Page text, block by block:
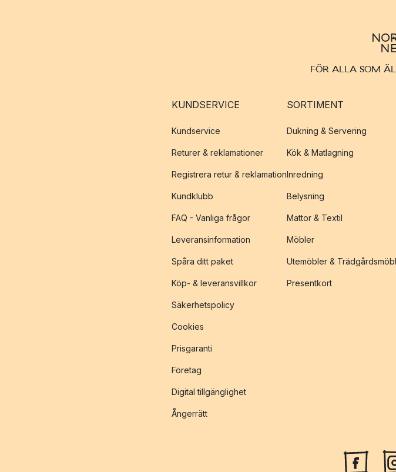
FÖR ALLA SOM
KUNDSERVICE
Kundservice
Returer & reklamationer
Registrera retur & reklamation
Kundklubb
FAQ - Vanliga frågor
Leveransinformation
Spåra ditt paket
Köp- & leveransvillkor
Säkerhetspolicy
Cookies
Prisgaranti
Företag
Digital tillgänglighet
Ångerrätt
SORTIMENT
Dukning & Servering
Kök & Matlagning
Inredning
Belysning
Mattor & Textil
Möbler
Utemöbler &
Presentkort